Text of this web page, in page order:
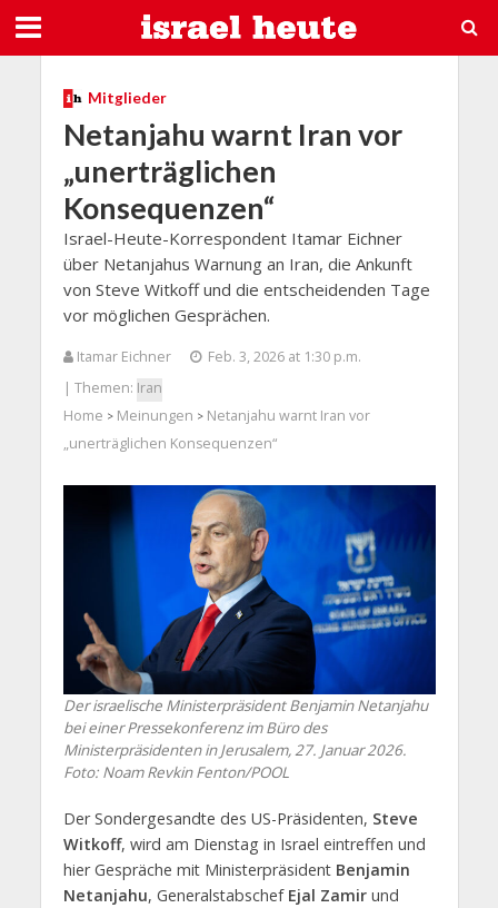
Mitglieder
Netanjahu warnt Iran vor
„unerträglichen
Konsequenzen“
Israel-Heute-Korrespondent Itamar Eichner
über Netanjahus Warnung an Iran, die Ankunft
von Steve Witkoff und die entscheidenden Tage
vor möglichen Gesprächen.
Itamar Eichner
Feb. 3, 2026 at 1:30 p.m.
| Themen: Iran
Home > Meinungen > Netanjahu warnt Iran vor
„unerträglichen Konsequenzen“
Der israelische Ministerpräsident Benjamin Netanjahu
bei einer Pressekonferenz im Büro des
Ministerpräsidenten in Jerusalem, 27. Januar 2026.
Foto: Noam Revkin Fenton/POOL
Der Sondergesandte des US-Präsidenten, Steve
Witkoff, wird am Dienstag in Israel eintreffen und
hier Gespräche mit Ministerpräsident Benjamin
Netanjahu, Generalstabschef Ejal Zamirund